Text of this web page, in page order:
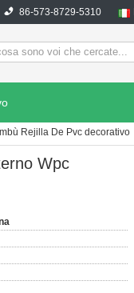
86-573-8729-5310
Rejilla De Pvc decorativo
Wpc